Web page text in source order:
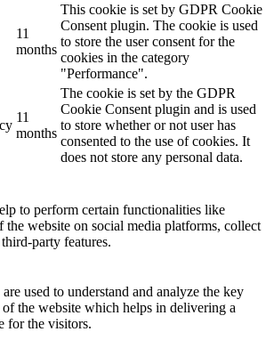
11
months
This cookie is set by GDPR Cookie
Consent plugin. The cookie is used
to store the user consent for the
cookies in the category
"Performance".
11
months
The cookie is set by the GDPR
Cookie Consent plugin and is used
to store whether or not user has
consented to the use of cookies. It
does not store any personal data.
to perform certain functionalities like
the website on social media platforms, collect
party features.
used to understand and analyze the key
the website which helps in delivering a
for the visitors.